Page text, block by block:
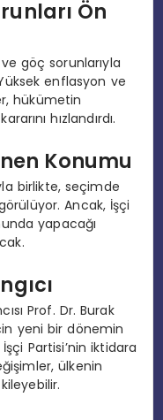
Ön
göç sorunlarıyla
enflasyon ve
hükümetin
hızlandırdı.
Konumu
birlikte, seçimde
Ancak, İşçi
yapacağı
Prof. Dr. Burak
yeni bir dönemin
Partisi’nin iktidara
ülkenin